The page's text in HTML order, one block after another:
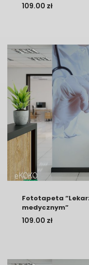
109.00 zł
Fototapeta
medycznym”
109.00 zł